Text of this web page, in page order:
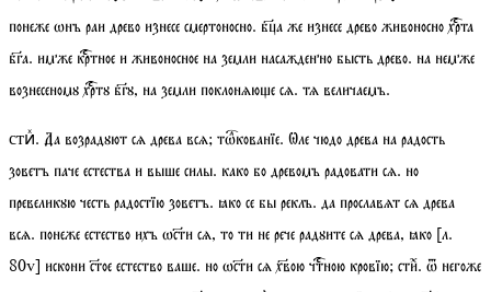
понеже ѡнъ раи древо изнесе смертоносно. бца же изнесе древо живоносно хрта
бга. имже кртное и живоносное на земли насажденно бысть древо. на немже
вознесеномꙋ хртꙋ бгꙋ, на земли поклонѧюе сѧ. тѧ величаемъ.
стиⷯ. Да возрадꙋют сѧ древа всѧ;тѡкованїе. Ѡле чюдо древа на радость
зоветъ паче естества и выше силы. како бо древомъ радовати сѧ. но
превеликꙋю честь радостїю зоветъ. ꙗко се бы реклъ. да прославѧт сѧ древа
всѧ. понеже естество ихъ ѡсти сѧ, то ти не рече радꙋите сѧ древа, ꙗко[л.
80v] искони стое естество ваше. но ѡсти сѧ хвою чтною кровїю;стиⷯ. ѿ негоже